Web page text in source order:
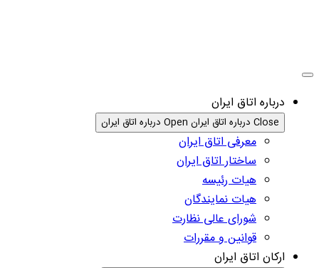
درباره اتاق ایران
Close درباره اتاق ایران Open درباره اتاق ایران
معرفی اتاق ایران
ساختار اتاق ایران
هیات رئیسه
هیات نمایندگان
شورای عالی نظارت
قوانین و مقررات
ارکان اتاق ایران